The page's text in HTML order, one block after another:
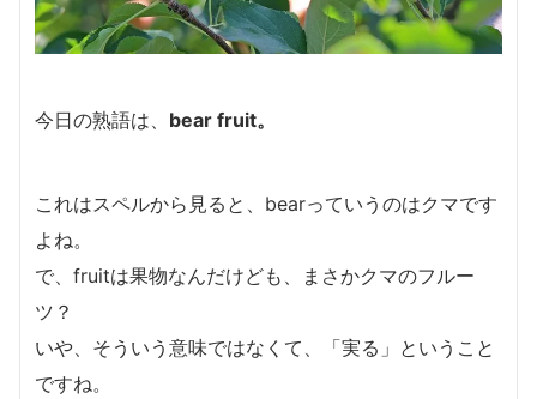
今日の熟語は、 bear fruit。
これはスペルから見ると、bearっていうのはクマです
よね。
で、fruitは果物なんだけども、まさかクマのフルー
ツ？
いや、そういう意味ではなくて、「実る」ということ
ですね。